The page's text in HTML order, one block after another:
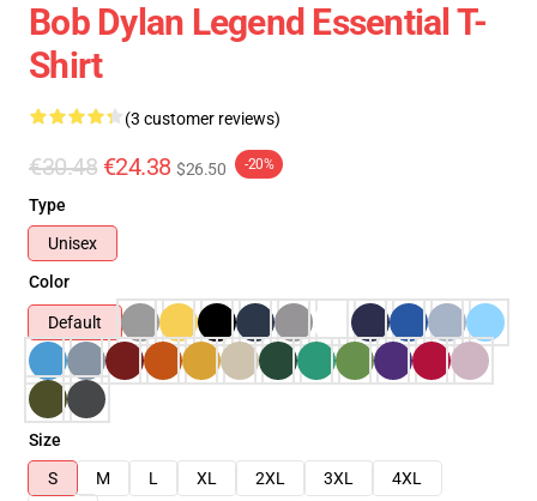
Bob Dylan Legend Essential T-
Shirt
(3 customer reviews)
€30.48 €24.38 $26.50 -20%
Type
Unisex
Color
Default
Size
S
M L XL 2XL 3XL
4XL